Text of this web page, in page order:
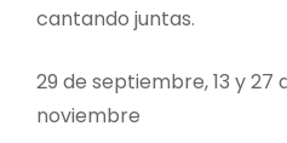
cantando juntas.
29 de septiembre, 13 y 27
noviembre